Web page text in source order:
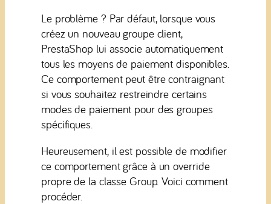
Le problème ? Par défaut, lorsque vous
créez un nouveau groupe client,
PrestaShop lui associe automatiquement
tous les moyens de paiement disponibles.
Ce comportement peut être contraignant
si vous souhaitez restreindre certains
modes de paiement pour des groupes
spécifiques.
Heureusement, il est possible de modifier
ce comportement grâce à un override
propre de la classe Group. Voici comment
procéder.